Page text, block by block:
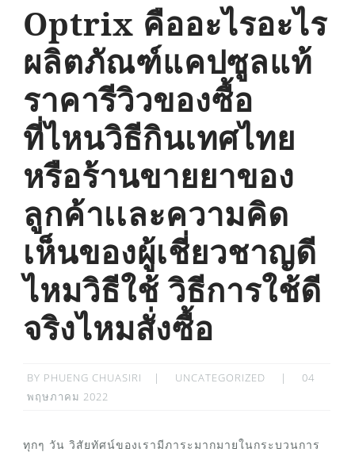
Optrix คืออะไรอะไร
ผลิตภัณฑ์แคปซูลแท้
ราคารีวิวของซื้อ
ที่ไหนวิธีกินเทศไทย
หรือร้านขายยาของ
ลูกค้าเเละความคิด
เห็นของผู้เชี่ยวชาญดี
ไหมวิธีใช้ วิธีการใช้ดี
จริงไหมสั่งซื้อ
BY PHUENG CHUASIRI UNCATEGORIZED
POSTED
04
พฤษภาคม 2022
ทุกๆ วัน วิสัยทัศน์ของเรามีภาระมากมายในกระบวนการ